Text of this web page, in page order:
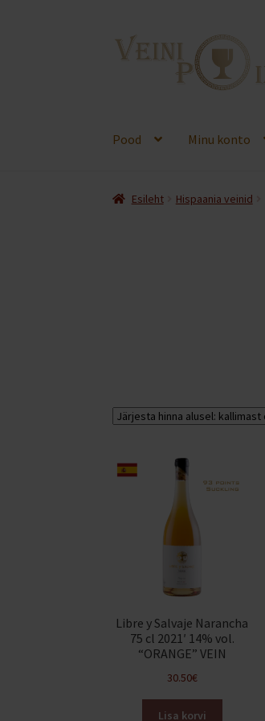
Liigu
navigeerimisele
Liigu
sisu
Pood Minu konto
Esileht Hispaania veinid
Libre y Salvaje Narancha
75 cl 2021′ 14% vol.
“ORANGE” VEIN
30.50€
Lisa korvi